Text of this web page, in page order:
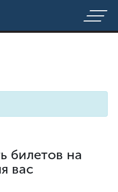
билетов на
вас